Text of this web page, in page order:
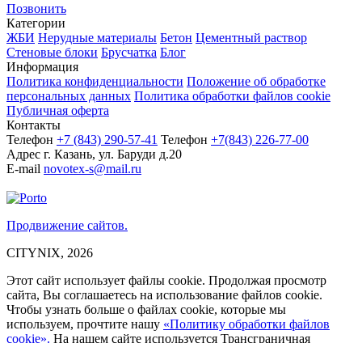
Позвонить
Категории
ЖБИ Нерудные материалы Бетон Цементный раствор
Стеновые блоки Брусчатка Блог
Информация
Политика конфиденциальности Положение об обработке
персональных данных Политика обработки файлов cookie
Публичная оферта
Контакты
Телефон +7 (843) 290-57-41 Телефон +7(843) 226-77-00
Адрес г. Казань, ул. Баруди д.20
E-mail novotex-s@mail.ru
Продвижение сайтов.
CITYNIX, 2026
Этот сайт использует файлы cookie. Продолжая просмотр
сайта, Вы соглашаетесь на использование файлов cookie.
Чтобы узнать больше о файлах cookie, которые мы
используем, прочтите нашу «Политику обработки файлов
cookie». На нашем сайте используется Трансграничная